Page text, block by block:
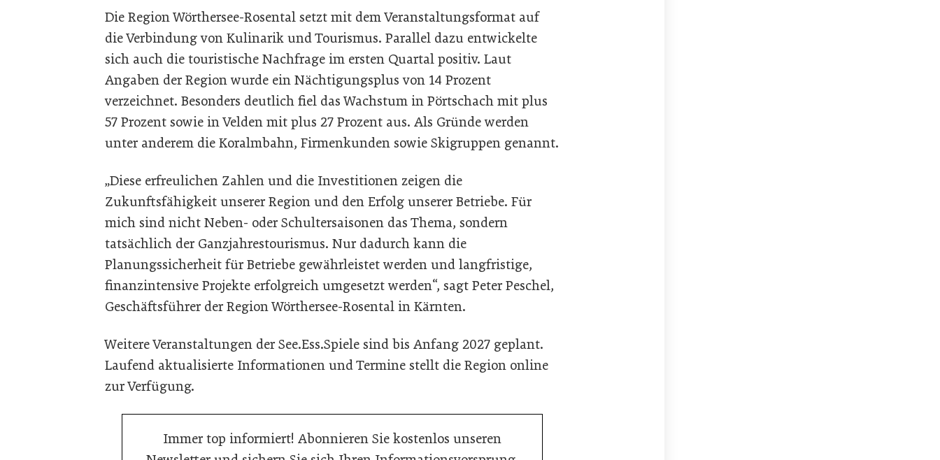
Die Region Wörthersee-Rosental setzt mit dem Veranstaltungsformat auf
die Verbindung von Kulinarik und Tourismus. Parallel dazu entwickelte
sich auch die touristische Nachfrage im ersten Quartal positiv. Laut
Angaben der Region wurde ein Nächtigungsplus von 14 Prozent
verzeichnet. Besonders deutlich fiel das Wachstum in Pörtschach mit plus
57 Prozent sowie in Velden mit plus 27 Prozent aus. Als Gründe werden
unter anderem die Koralmbahn, Firmenkunden sowie Skigruppen genannt.
„Diese erfreulichen Zahlen und die Investitionen zeigen die
Zukunftsfähigkeit unserer Region und den Erfolg unserer Betriebe. Für
mich sind nicht Neben- oder Schultersaisonen das Thema, sondern
tatsächlich der Ganzjahrestourismus. Nur dadurch kann die
Planungssicherheit für Betriebe gewährleistet werden und langfristige,
finanzintensive Projekte erfolgreich umgesetzt werden“, sagt Peter Peschel,
Geschäftsführer der Region Wörthersee-Rosental in Kärnten.
Weitere Veranstaltungen der See.Ess.Spiele sind bis Anfang 2027 geplant.
Laufend aktualisierte Informationen und Termine stellt die Region online
zur Verfügung.
Immer top informiert! Abonnieren Sie kostenlos unseren